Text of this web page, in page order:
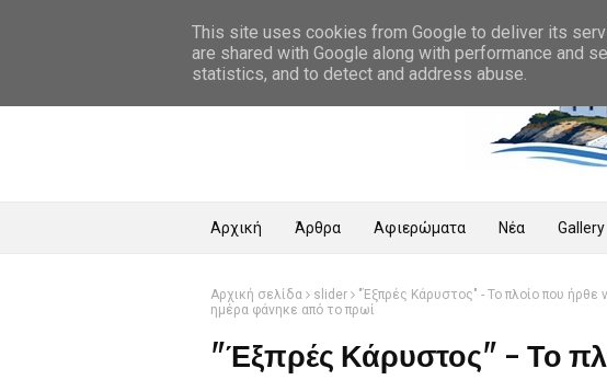
Αρχική Άρθρα Αφιερώματα Νέα Gallery
Αρχική σελίδα slider
"Έξπρές Κάρυστος" - Το πλοίο που
ημέρα φάνηκε από το πρωί
"Έξπρές Κάρυστος" - Το
This site uses cookies from Google to deliver its
are shared with Google along with performance and
statistics, and to detect and address abuse.